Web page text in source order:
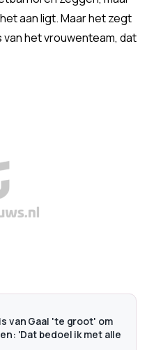
aan ligt. Maar het zegt
het vrouwenteam, dat
van Gaal 'te groot' om
'Dat bedoel ik met alle